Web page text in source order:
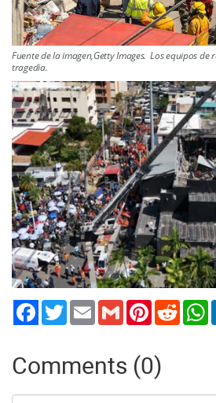
Fuente de la imagen,Getty Images. Los equipos de
tragedia.
TwitterEmail Gmail PinterestReddit
Comments (0)